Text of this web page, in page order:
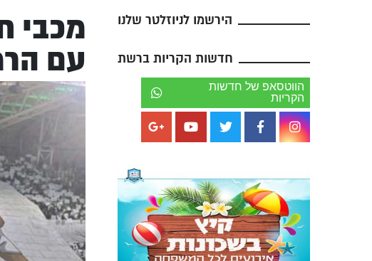
הירשמו לניוזלטר שלנו
חדשות הקריות ברשת
הווטסאפ של חדשות
הקריות
מכבי
עם